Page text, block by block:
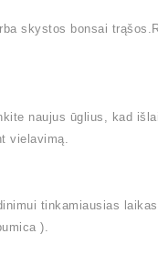
skystos bonsai
naujus ūglius, kad
vielavimą.
tinkamiausias
).